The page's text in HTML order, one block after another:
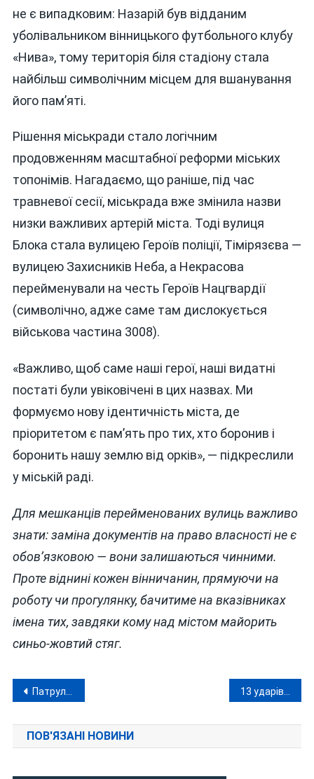
не є випадковим: Назарій був відданим
уболівальником вінницького футбольного клубу
«Нива», тому територія біля стадіону стала
найбільш символічним місцем для вшанування
його пам’яті.
Рішення міськради стало логічним
продовженням масштабної реформи міських
топонімів. Нагадаємо, що раніше, під час
травневої сесії, міськрада вже змінила назви
низки важливих артерій міста. Тоді вулиця
Блока стала вулицею Героїв поліції, Тімірязєва —
вулицею Захисників Неба, а Некрасова
перейменували на честь Героїв Нацгвардії
(символічно, адже саме там дислокується
військова частина 3008).
«Важливо, щоб саме наші герої, наші видатні
постаті були увіковічені в цих назвах. Ми
формуємо нову ідентичність міста, де
пріоритетом є пам’ять про тих, хто боронив і
боронить нашу землю від орків», — підкреслили
у міській раді.
Для мешканців перейменованих вулиць важливо
знати: заміна документів на право власності не є
обов’язковою — вони залишаються чинними.
Проте віднині кожен вінничанин, прямуючи на
роботу чи прогулянку, бачитиме на вказівниках
імена тих, завдяки кому над містом майорить
синьо-жовтий стяг.
Навігація
записів
Патрульні поліцейські показали перші хвилини після «прильотів» дронів по Вінниці: відео з бодікамер 13 ударів ножем: за вбивство падчерки на Гайсинщині чоловік проведе 9 років за ґратами
ПОВ'ЯЗАНІ НОВИНИ